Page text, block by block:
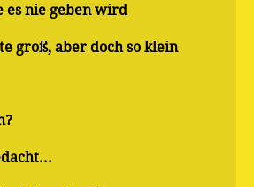
es nie geben wird
groß, aber doch so klein